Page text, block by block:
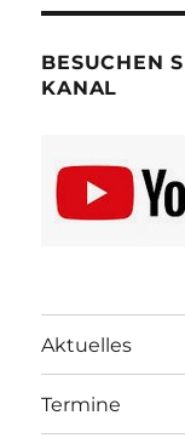
BESUCHEN
KANAL
Aktuelles
Termine